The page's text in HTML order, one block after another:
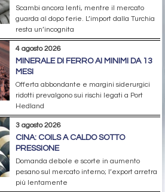
Scambi ancora lenti, mentre il mercato
guarda al dopo ferie. L’import dalla Turchia
resta un’incognita
4 agosto 2026
MINERALE DI FERRO AI MINIMI DA 13
MESI
Offerta abbondante e margini siderurgici
ridotti prevalgono sui rischi legati a Port
Hedland
3 agosto 2026
CINA: COILS A CALDO SOTTO
PRESSIONE
Domanda debole e scorte in aumento
pesano sul mercato interno; l’export arretra
più lentamente